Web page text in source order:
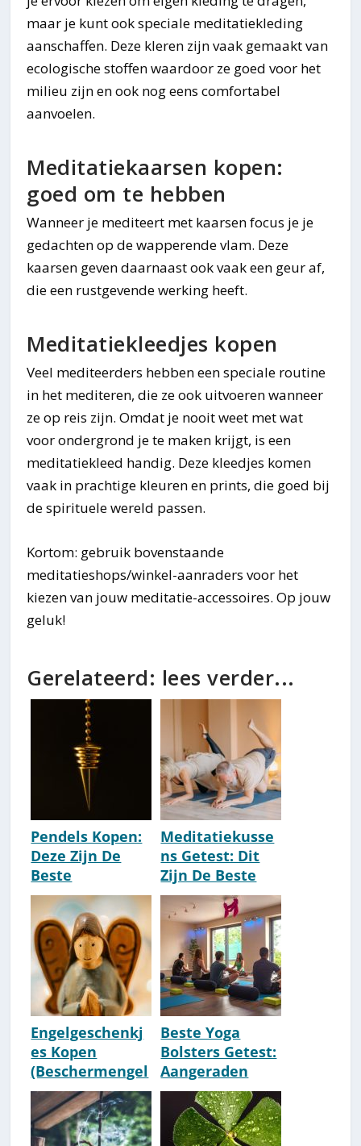
maar je kunt ook speciale meditatiekleding
aanschaffen. Deze kleren zijn vaak gemaakt van
ecologische stoffen waardoor ze goed voor het
milieu zijn en ook nog eens comfortabel
aanvoelen.
Meditatiekaarsen kopen:
goed om te hebben
Wanneer je mediteert met kaarsen focus je je
gedachten op de wapperende vlam. Deze
kaarsen geven daarnaast ook vaak een geur af,
die een rustgevende werking heeft.
Meditatiekleedjes kopen
Veel mediteerders hebben een speciale routine
in het mediteren, die ze ook uitvoeren wanneer
ze op reis zijn. Omdat je nooit weet met wat
voor ondergrond je te maken krijgt, is een
meditatiekleed handig. Deze kleedjes komen
vaak in prachtige kleuren en prints, die goed bij
de spirituele wereld passen.
Kortom: gebruik bovenstaande
meditatieshops/winkel-aanraders voor het
kiezen van jouw meditatie-accessoires. Op jouw
geluk!
Gerelateerd: lees verder...
Pendels Kopen:
Deze Zijn De
Beste
[Aanraders]
Meditatiekusse
ns Getest: Dit
Zijn De Beste
Aanraders [2026]
Engelgeschenkj
es Kopen
(Beschermengel
, Willow Tree &
Meer Cadeaus)
Beste Yoga
Bolsters Getest:
Aangeraden
Keuze Om Te
Kopen [2026]